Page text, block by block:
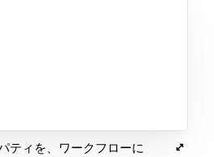
ティを、ワークフローに